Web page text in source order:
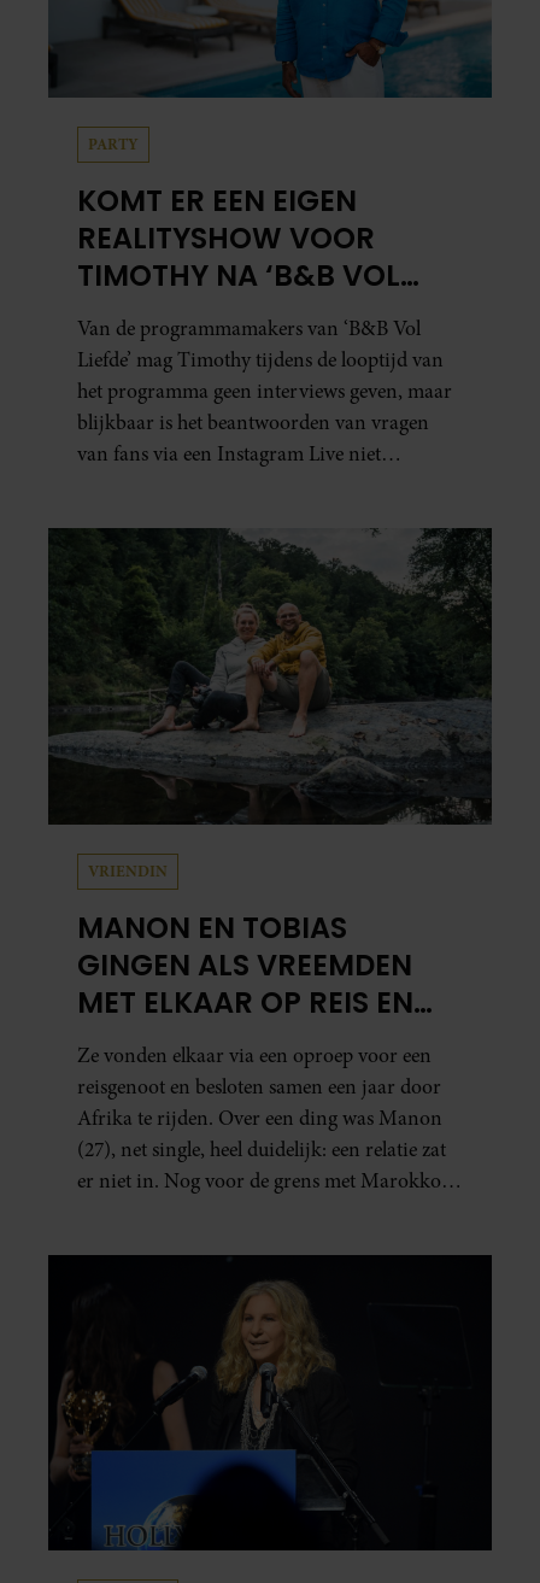
PARTY
KOMT ER EEN EIGEN
REALITYSHOW VOOR
TIMOTHY NA ‘B&B VOL
LIEFDE?’
Van de programmamakers van ‘B&B Vol
Liefde’ mag Timothy tijdens de looptijd van
het programma geen interviews geven, maar
blijkbaar is het beantwoorden van vragen
van fans via een Instagram Live niet
VRIENDIN
MANON EN TOBIAS
GINGEN ALS VREEMDEN
MET ELKAAR OP REIS EN
ZIJN NU EEN STEL: ‘IK ZEI
NOG: DIT WORDT NIETS!’
Ze vonden elkaar via een oproep voor een
reisgenoot en besloten samen een jaar door
Afrika te rijden. Over een ding was Manon
(27), net single, heel duidelijk: een relatie zat
er niet in. Nog voor de grens met Marokko
drie jaar. “Ik had zo stellig gezegd: dit wordt